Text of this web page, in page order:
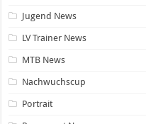
Jugend News
LV Trainer News
MTB News
Nachwuchscup
Portrait